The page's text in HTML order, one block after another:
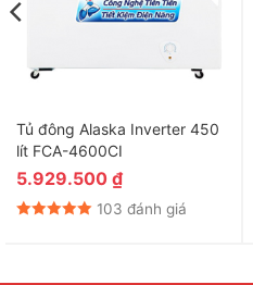
Tủ đông Alaska Inverter 450
lít FCA-4600CI
5.929.500 ₫
103 đánh giá